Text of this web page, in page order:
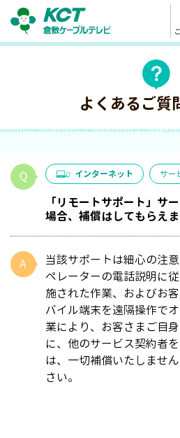
よくあるご質
インターネット サー
「リモートサポート」サ
場合、補償はしてもらえ
当該サポートは細心の注
ペレーターの電話説明に
施された作業、およびお
バイル端末を遠隔操作で
業により、お客さまご自
に、他のサービス契約者
は、一切補償いたしませ
さい。